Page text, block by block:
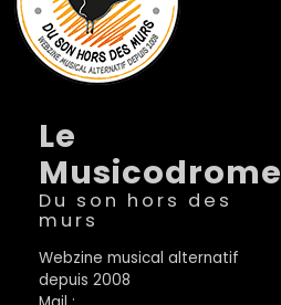
Le
Musicodrome
Du son hors des
murs
Webzine musical alternatif
depuis 2008